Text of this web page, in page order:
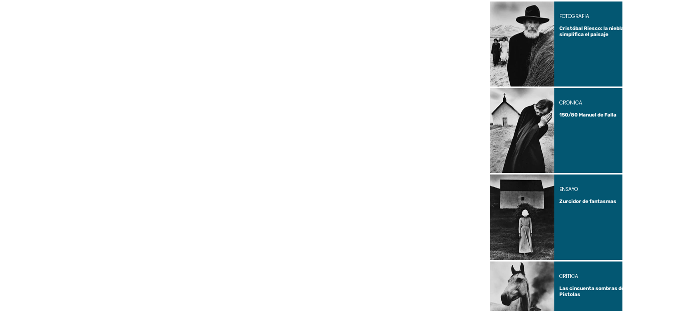
Cristóbal Riesco: la niebla
simplifica el paisaje
FOTOGRAFÍA
150/80 Manuel de Falla
CRÓNICA
Zurcidor de fantasmas
ENSAYO
Las cincuenta sombras de
Pistolas
CRÍTICA